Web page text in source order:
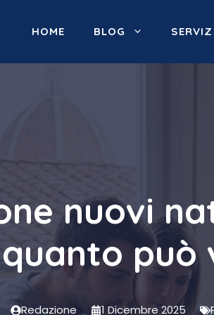
HOME BLOG
nuovi
quanto può
Redazione 1 Dicembre 2025